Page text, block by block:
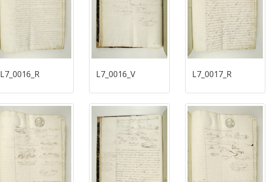
L7_0016_R L7_0016_V L7_0017_R